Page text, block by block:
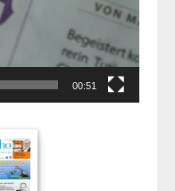
00:51